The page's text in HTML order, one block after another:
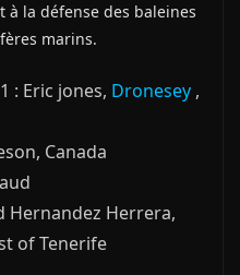
la défense des baleines
marins.
: Eric jones, Dronesey ,
Canada
Hernandez Herrera,
of Tenerife